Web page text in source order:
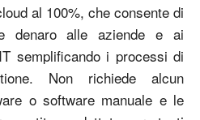
al 100%, che consente di
denaro alle aziende e ai
semplificando i processi di
Non richiede alcun
o software manuale e le